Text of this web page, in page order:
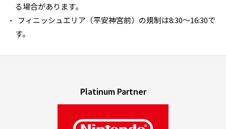
る場合があります。
フィニッシュエリア（平安神宮前）の規制は8:30～16:30で
す。
Platinum Partner